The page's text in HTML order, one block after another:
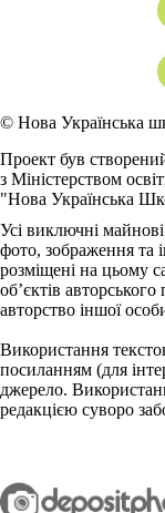
© Нова Українська
Проект був
з Міністерством
"Нова Українська
Усі виключні
фото, зображення та
розміщені на цьому
об’єктів
авторство іншої
Використання
посиланням (для
джерело.
редакцією суворо